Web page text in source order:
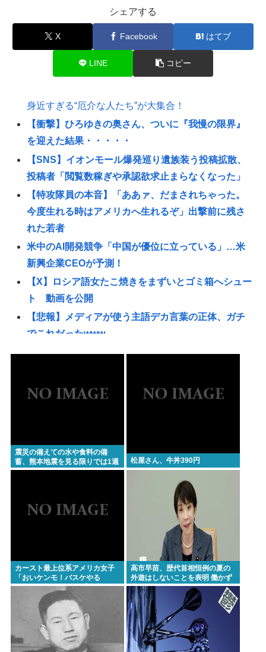
シェアする
X Facebook はてブ
LINE コピー
身近すぎる“厄介な人たち”が大集合！
【衝撃】ひろゆきの奥さん、ついに『我慢の限界』
を迎えた結果・・・・・
【SNS】イオンモール爆発巡り遺族装う投稿拡散、
投稿者「閲覧数稼ぎや承認欲求止まらなくなった」
【特攻隊員の本音】「ああァ、だまされちゃった。
今度生れる時はアメリカへ生れるぞ」出撃前に残さ
れた若者
米中のAI開発競争「中国が優位に立っている」…米
新興企業CEOが予測！
【X】ロシア語女たこ焼きをまずいとゴミ箱へシュー
ト 動画を公開
【悲報】メディアが使う主語デカ言葉の正体、ガチ
でこれだったwww
【悲報】ワンピース原作者(7年前)「最終回を視野に
(📞´ん`)「はい嫌儲子供電話相談室」👧「犬は大きい
描かれ… 安保政策の大転換とのチグハグ感に戸惑
いの声
戦争になったら国に心臓を捧げるかランキング1位グ
エン 最下位ジャップ
高市早苗34歳「反省を求められるいわれもない」の
インパクト 戦後日本の「ブラックボックス」を思う
北原みのりさん
ガチで死にたい時ってどうしたらいいの？
新しいキーボード買いたいんだけど、今のキーボー
ド壊れなくて買う理由が見つからない
「世界唯一の被爆国は北朝鮮」と主張し、チラシを
配布する輩が発生
震災の備えての水や食料の備
蓄、熊本地震を見る限りでは1週
間程度じゃ全然足りないことが
松屋さん、牛丼390円
カースト最上位系アメリカ女子
「おいケンモ！バスケやる
ぞ！！」 どうする？【参考画
高市早苗、歴代首相恒例の夏の
外遊はしないことを表明 働かず
連日終日公邸のもよう